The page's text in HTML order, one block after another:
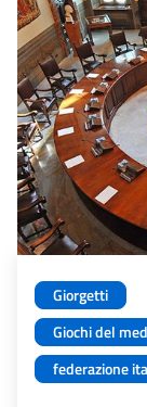
Giorgetti
Giochi del
federazione